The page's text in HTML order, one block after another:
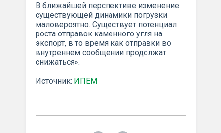
В ближайшей перспективе изменение
существующей динамики погрузки
маловероятно. Существует потенциал
роста отправок каменного угля на
экспорт, в то время как отправки во
внутреннем сообщении продолжат
снижаться».
Источник: ИПЕМ